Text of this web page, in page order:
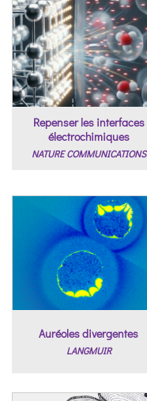
Repenser les interfaces
électrochimiques
NATURE COMMUNICATIONS
Auréoles divergentes
LANGMUIR